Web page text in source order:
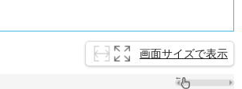
画面サイズで表示